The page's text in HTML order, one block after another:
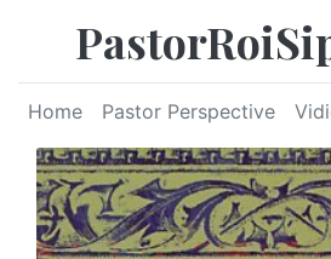
Home Pastor Perspective